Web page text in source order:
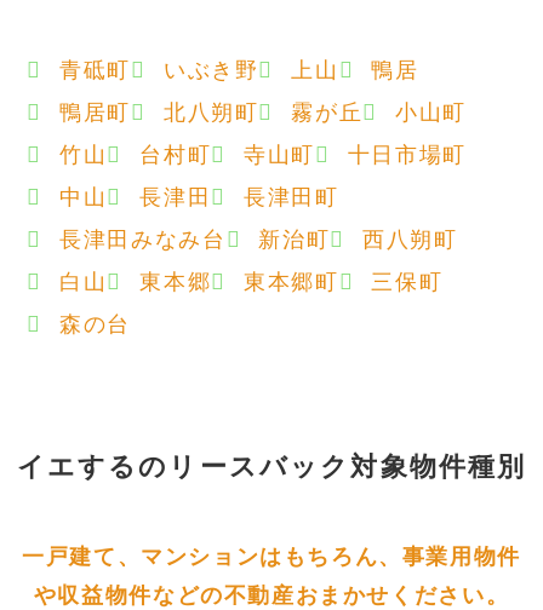
青砥町 いぶき野 上山
鴨居
鴨居町
北八朔町 霧が丘
小山町
竹山
台村町 寺山町
十日市場町
中山
長津田
長津田町
長津田みなみ台
新治町
西八朔町
白山
東本郷 東本郷町
三保町
森の台
イエするの リースバック対象物件種別
一戸建て、マンションはもちろん、事業用物件
や収益物件などの不動産おまかせください。